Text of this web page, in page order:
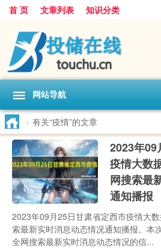
首 页 文章列表 知识分类
网站导航
> 有关“疫情”的文章
2023年09
疫情大数
网搜索最
通知播报
2023年09月25日甘肃省定西市疫情大
索最新实时消息动态情况通知播报。本
全网搜索最新实时消息动态情况的信...